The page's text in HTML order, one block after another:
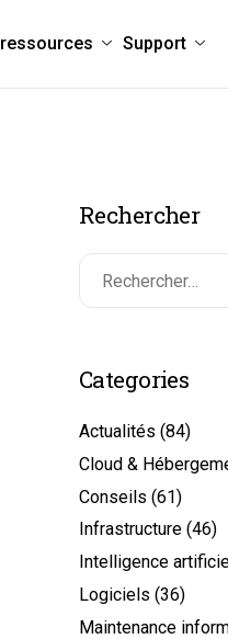
Support
Rechercher
Categories
Actualités (84)
Cloud &
Conseils (61)
Infrastructure (46)
Intelligence
Logiciels (36)
Maintenance